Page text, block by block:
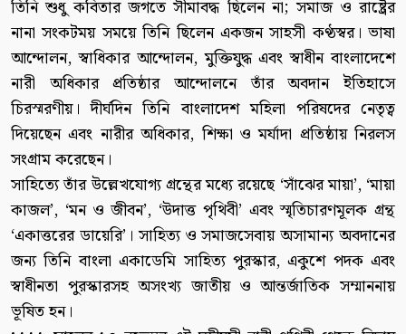
তিনি শুধু কবিতার জগতে সীমাবদ্ধ ছিলেন না; সমাজ ও রাষ্ট্রের
নানা সংকটময় সময়ে তিনি ছিলেন একজন সাহসী কণ্ঠস্বর। ভাষা
আন্দোলন, স্বাধিকার আন্দোলন, মুক্তিযুদ্ধ এবং স্বাধীন বাংলাদেশে
নারী অধিকার প্রতিষ্ঠার আন্দোলনে তাঁর অবদান ইতিহাসে
চিরস্মরণীয়। দীর্ঘদিন তিনি বাংলাদেশ মহিলা পরিষদের নেতৃত্ব
দিয়েছেন এবং নারীর অধিকার, শিক্ষা ও মর্যাদা প্রতিষ্ঠায় নিরলস
সংগ্রাম করেছেন।
সাহিত্যে তাঁর উল্লেখযোগ্য গ্রন্থের মধ্যে রয়েছে ‘সাঁঝের মায়া’, ‘মায়া
কাজল’, ‘মন ও জীবন’, ‘উদাত্ত পৃথিবী’ এবং স্মৃতিচারণমূলক গ্রন্থ
‘একাত্তরের ডায়েরি’। সাহিত্য ও সমাজসেবায় অসামান্য অবদানের
জন্য তিনি বাংলা একাডেমি সাহিত্য পুরস্কার, একুশে পদক এবং
স্বাধীনতা পুরস্কারসহ অসংখ্য জাতীয় ও আন্তর্জাতিক সম্মাননায়
ভূষিত হন।